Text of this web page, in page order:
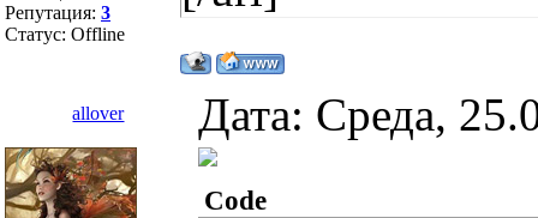
Репутация: 3
Статус: Offline
allover Дата: Среда,
Code